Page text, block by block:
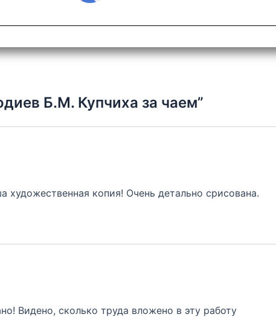
Б.М. Купчиха за чаем”
художественная копия! Очень детально срисована.
Видено, сколько труда вложено в эту работу